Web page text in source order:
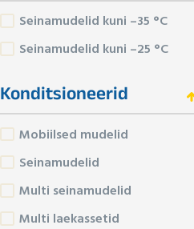
Seinamudelid kuni –35 °C
Seinamudelid kuni –25 °C
Konditsioneerid
Mobiilsed mudelid
Seinamudelid
Multi seinamudelid
Multi laekassetid